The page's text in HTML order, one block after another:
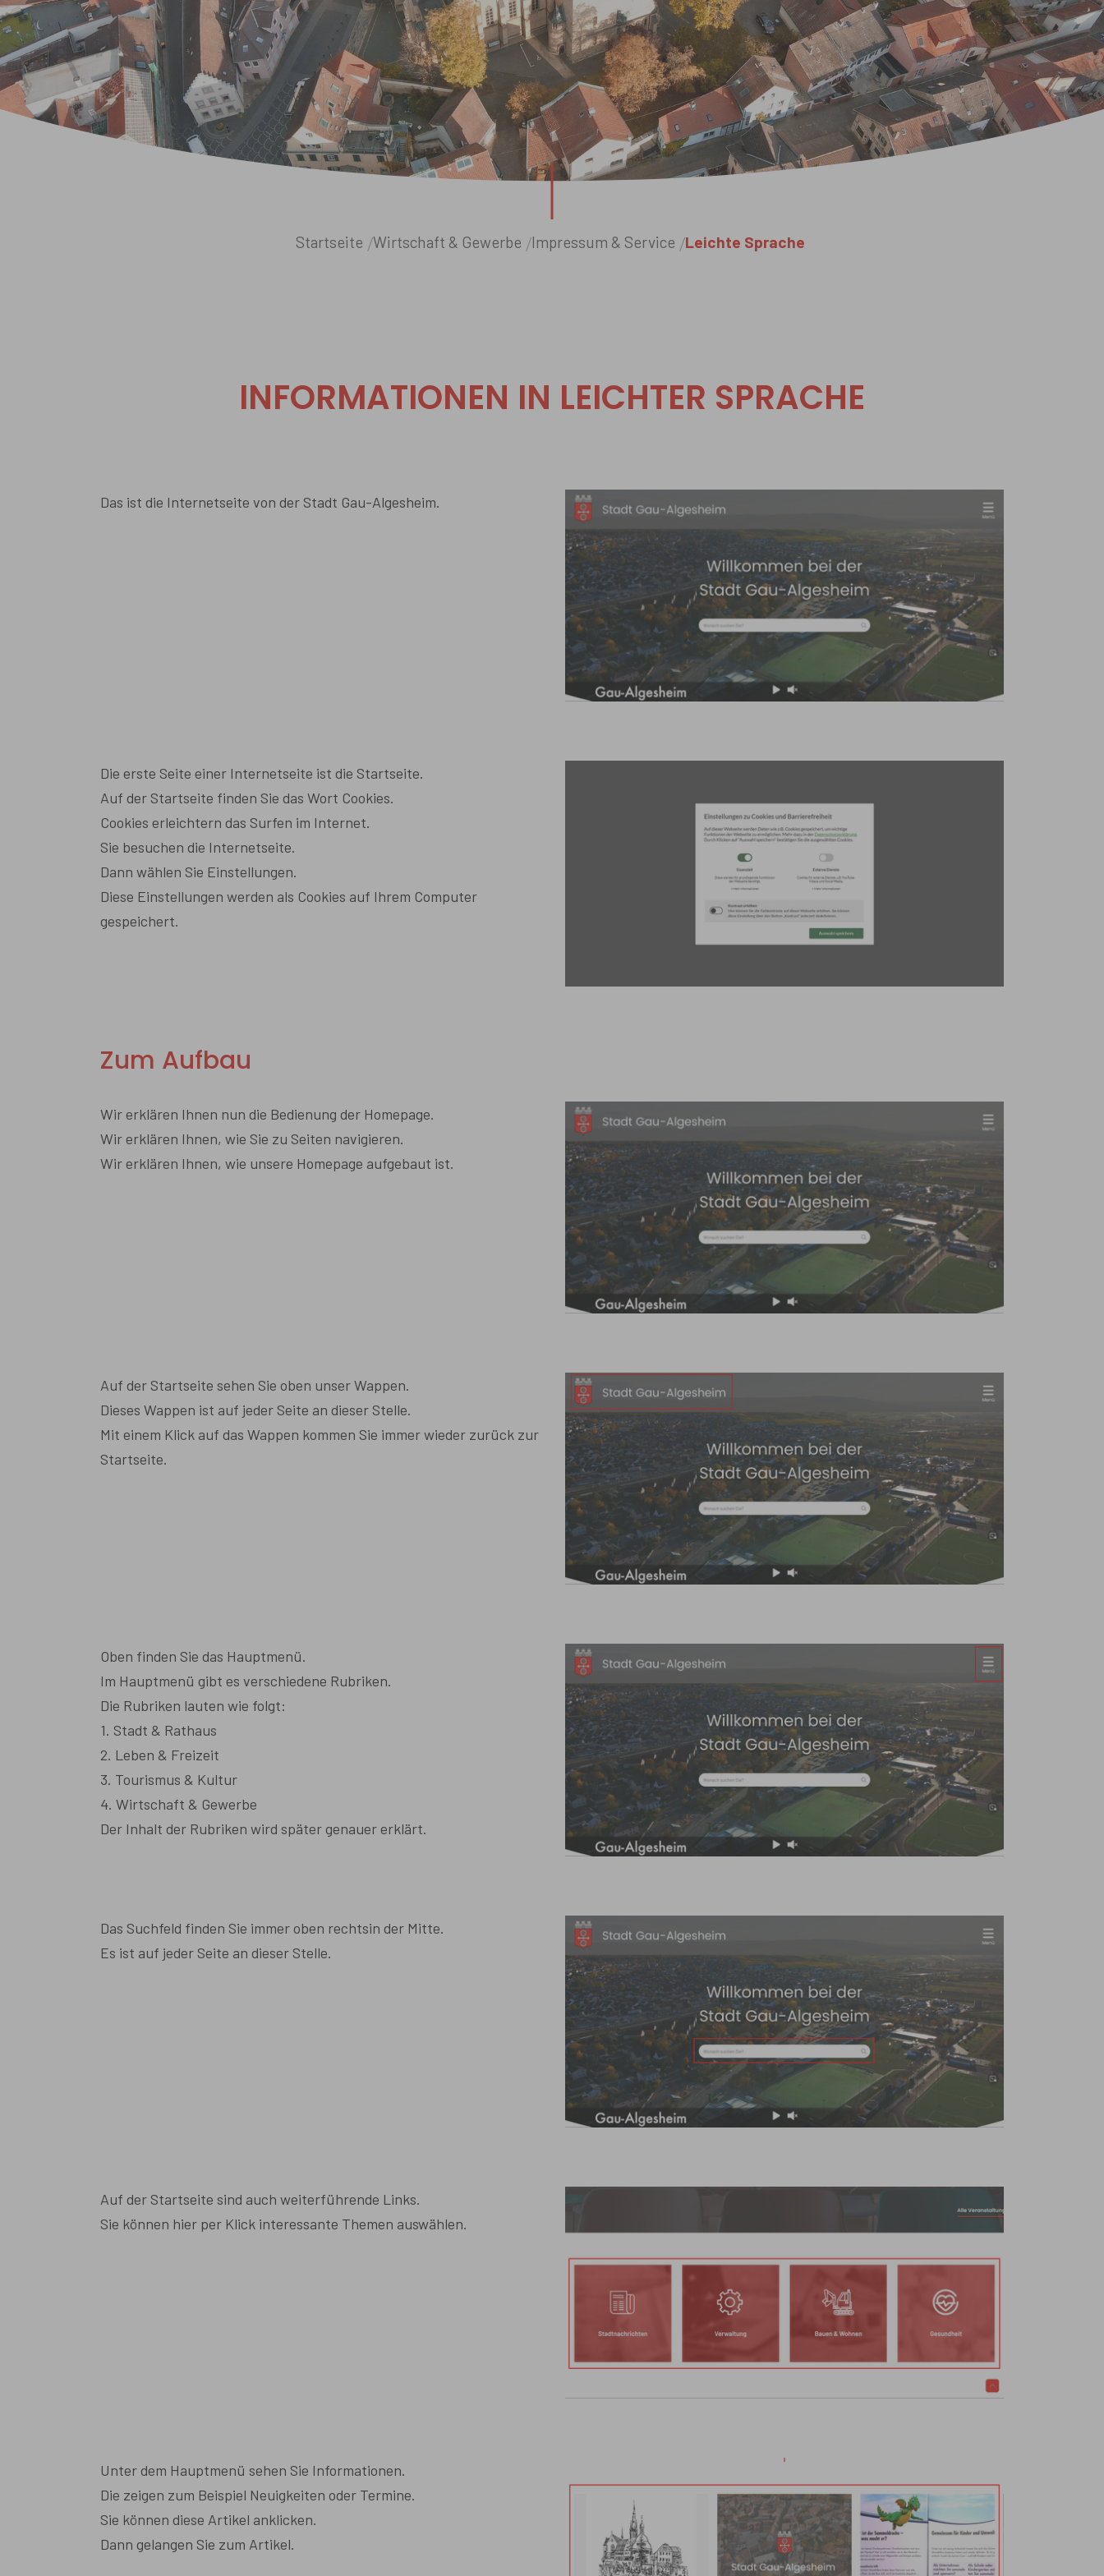
Startseite Wirtschaft & Gewerbe Impressum & Service Leichte Sprache
INFORMATIONEN IN LEICHTER SPRACHE
Das ist die Internetseite von der Stadt Gau-Algesheim.
Die erste Seite einer Internetseite ist die Startseite.
Auf der Startseite finden Sie das Wort Cookies.
Cookies erleichtern das Surfen im Internet.
Sie besuchen die Internetseite.
Dann wählen Sie Einstellungen.
Diese Einstellungen werden als Cookies auf Ihrem Computer
gespeichert.
Zum Aufbau
Wir erklären Ihnen nun die Bedienung der Homepage.
Wir erklären Ihnen, wie Sie zu Seiten navigieren.
Wir erklären Ihnen, wie unsere Homepage aufgebaut ist.
Auf der Startseite sehen Sie oben unser Wappen.
Dieses Wappen ist auf jeder Seite an dieser Stelle.
Mit einem Klick auf das Wappen kommen Sie immer wieder zurück zur
Startseite.
Oben finden Sie das Hauptmenü.
Im Hauptmenü gibt es verschiedene Rubriken.
Die Rubriken lauten wie folgt:
1. Stadt & Rathaus
2. Leben & Freizeit
3. Tourismus & Kultur
4. Wirtschaft & Gewerbe
Der Inhalt der Rubriken wird später genauer erklärt.
Das Suchfeld finden Sie immer oben rechtsin der Mitte.
Es ist auf jeder Seite an dieser Stelle.
Auf der Startseite sind auch weiterführende Links.
Sie können hier per Klick interessante Themen auswählen.
Unter dem Hauptmenü sehen Sie Informationen.
Die zeigen zum Beispiel Neuigkeiten oder Termine.
Sie können diese Artikel anklicken.
Dann gelangen Sie zum Artikel.